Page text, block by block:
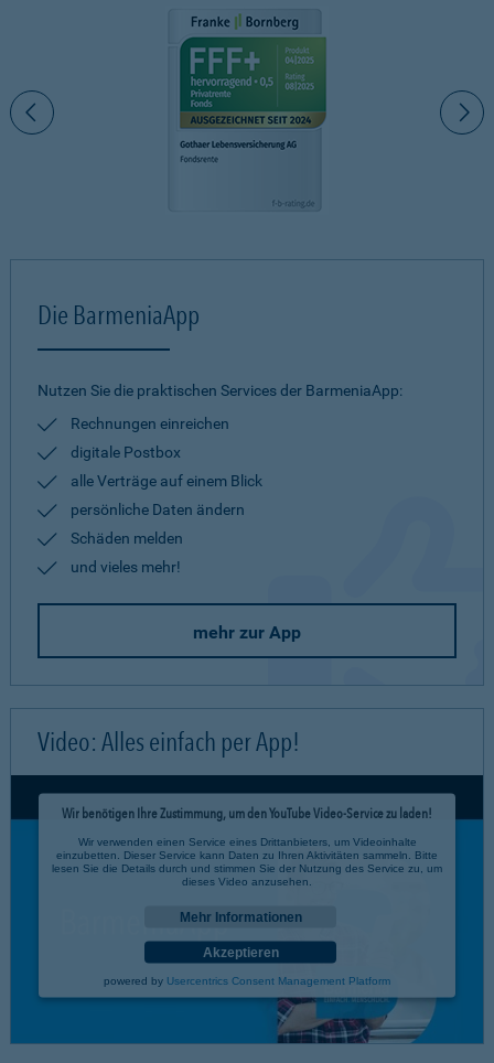
Die BarmeniaApp
Nutzen Sie die praktischen Services der BarmeniaApp:
Rechnungen einreichen
digitale Postbox
alle Verträge auf einem Blick
persönliche Daten ändern
Schäden melden
und vieles mehr!
mehr zur App
Video: Alles einfach per App!
Wir benötigen Ihre Zustimmung, um den YouTube Video-Service zu laden!
Wir verwenden einen Service eines Drittanbieters, um Videoinhalte
einzubetten. Dieser Service kann Daten zu Ihren Aktivitäten sammeln. Bitte
lesen Sie die Details durch und stimmen Sie der Nutzung des Service zu, um
dieses Video anzusehen.
Mehr Informationen
Akzeptieren
powered by Usercentrics Consent Management Platform